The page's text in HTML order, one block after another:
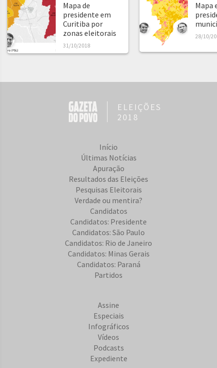
Mapa de
presidente em
Curitiba por
zonas eleitorais
31/10/2018
Mapa
28/10/
ELEIÇÕES
2018
Início
Últimas Notícias
Apuração
Resultados das Eleições
Pesquisas Eleitorais
Verdade ou mentira?
Candidatos
Candidatos: Presidente
Candidatos: São Paulo
Candidatos: Rio de Janeiro
Candidatos: Minas Gerais
Candidatos: Paraná
Partidos
Assine
Especiais
Infográficos
Vídeos
Podcasts
Expediente